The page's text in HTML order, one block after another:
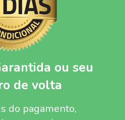
do pagamento,
ou seu
de volta